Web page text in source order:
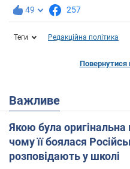
49 257
Теги Редакційна політика
Повернутися
Важливе
Якою була оригінальна
чому її боялася
розповідають у школі